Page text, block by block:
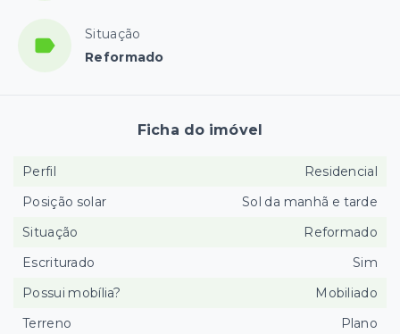
Situação
Reformado
Ficha do imóvel
Perfil
Residencial
Posição solar
Sol da manhã e tarde
Situação
Reformado
Escriturado
Sim
Possui mobília?
Mobiliado
Terreno
Plano